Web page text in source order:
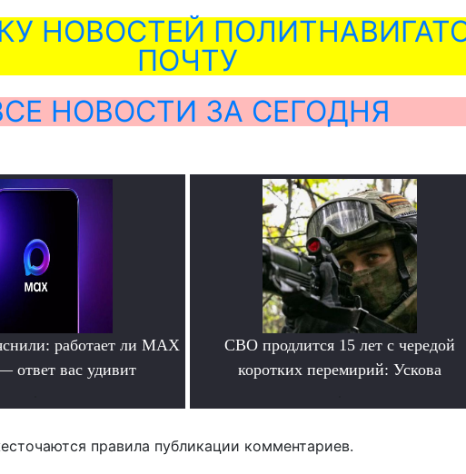
НОВОСТЕЙ
ПОЧТУ
НОВОСТИ ЗА СЕГОДНЯ
работает ли MAX
ответ вас удивит
СВО продлится 15 лет с чередой
коротких перемирий: Ускова
правила публикации комментариев.